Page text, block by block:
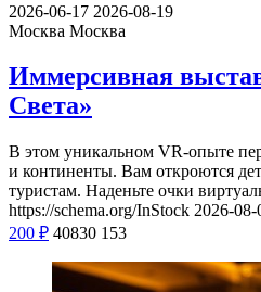
2026-06-17 2026-08-19
Москва Москва
Иммерсивная
Света»
В этом уникальном VR-опыте
и континенты. Вам откроются
туристам. Наденьте очки
https://schema.org/InStock 2026-
200 ₽ 40830 153